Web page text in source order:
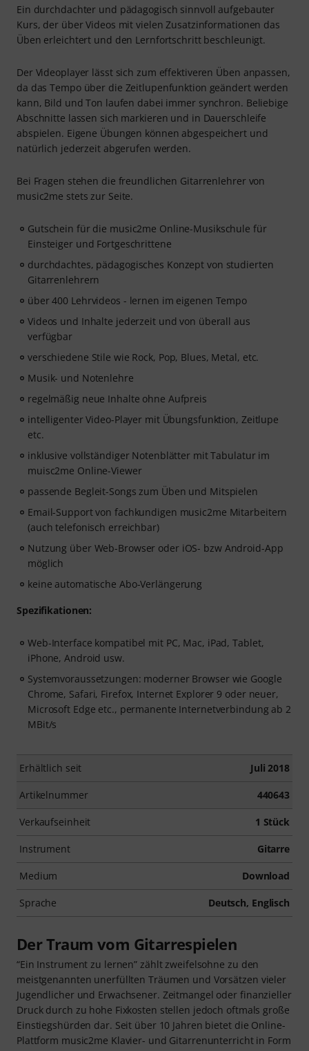
Ein durchdachter und pädagogisch sinnvoll aufgebauter
Kurs, der über Videos mit vielen Zusatzinformationen das
Üben erleichtert und den Lernfortschritt beschleunigt.
Der Videoplayer lässt sich zum effektiveren Üben anpassen,
da das Tempo über die Zeitlupenfunktion geändert werden
kann, Bild und Ton laufen dabei immer synchron. Beliebige
Abschnitte lassen sich markieren und in Dauerschleife
abspielen. Eigene Übungen können abgespeichert und
natürlich jederzeit abgerufen werden.
Bei Fragen stehen die freundlichen Gitarrenlehrer von
music2me stets zur Seite.
Gutschein für die music2me Online-Musikschule für
Einsteiger und Fortgeschrittene
durchdachtes, pädagogisches Konzept von studierten
Gitarrenlehrern
über 400 Lehrvideos - lernen im eigenen Tempo
Videos und Inhalte jederzeit und von überall aus
verfügbar
verschiedene Stile wie Rock, Pop, Blues, Metal, etc.
Musik- und Notenlehre
regelmäßig neue Inhalte ohne Aufpreis
intelligenter Video-Player mit Übungsfunktion, Zeitlupe
etc.
inklusive vollständiger Notenblätter mit Tabulatur im
muisc2me Online-Viewer
passende Begleit-Songs zum Üben und Mitspielen
Email-Support von fachkundigen music2me Mitarbeitern
(auch telefonisch erreichbar)
Nutzung über Web-Browser oder iOS- bzw Android-App
möglich
keine automatische Abo-Verlängerung
Spezifikationen:
Web-Interface kompatibel mit PC, Mac, iPad, Tablet,
iPhone, Android usw.
Systemvoraussetzungen: moderner Browser wie Google
Chrome, Safari, Firefox, Internet Explorer 9 oder neuer,
Microsoft Edge etc., permanente Internetverbindung ab 2
MBit/s
Erhältlich seit Juli 2018
Artikelnummer 440643
Verkaufseinheit 1 Stück
Instrument Gitarre
Medium Download
Sprache Deutsch, Englisch
Der Traum vom Gitarrespielen
“Ein Instrument zu lernen” zählt zweifelsohne zu den
meistgenannten unerfüllten Träumen und Vorsätzen vieler
Jugendlicher und Erwachsener. Zeitmangel oder finanzieller
Druck durch zu hohe Fixkosten stellen jedoch oftmals große
Einstiegshürden dar. Seit über 10 Jahren bietet die Online-
Plattform music2me Klavier- und Gitarrenunterricht in Form